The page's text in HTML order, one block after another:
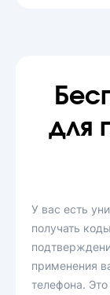
для
У вас есть
получать
применения
телефона.